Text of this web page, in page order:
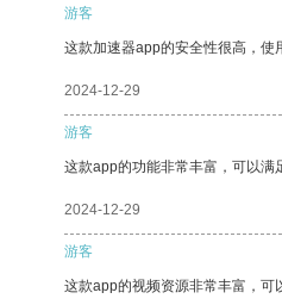
游客
这款加速器app的安全性很高，使
2024-12-29
游客
这款app的功能非常丰富，可以满
2024-12-29
游客
这款app的视频资源非常丰富，可